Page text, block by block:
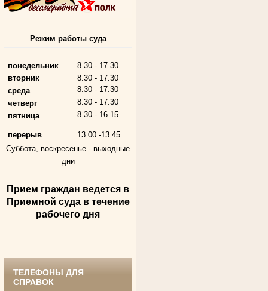
Алферьев Сергей Григорьевич
Участник Великой Отечественной войны
народного суда
в период с 1954 по 1982 гг.
Андрющенкова Тамара Ивановна
Труженица тыла в годы
Великой Отечественной войны
Судья Белгородского областного суда
Режим работы суда
понедельник
8.30 - 17.30
вторник
8.30 - 17.30
среда
8.30 - 17.30
четверг
8.30 - 17.30
пятница
8.30 - 16.15
перерыв
13.00 -13.45
Суббота, воскресенье - выходные
дни
Прием граждан ведется в
Приемной суда в течение
рабочего дня
ТЕЛЕФОНЫ ДЛЯ
СПРАВОК